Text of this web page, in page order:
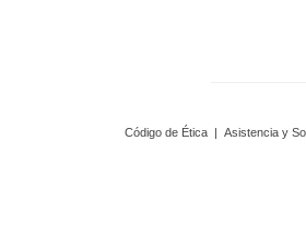
Código de Ética | Asistencia y